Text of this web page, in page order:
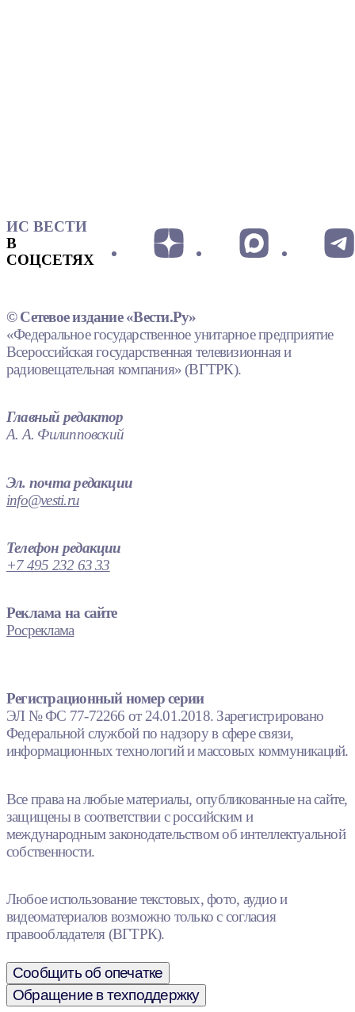
ИС ВЕСТИ
В
СОЦСЕТЯХ
© Сетевое издание «Вести.Ру»
«Федеральное государственное унитарное предприятие
Всероссийская государственная телевизионная и
радиовещательная компания» (ВГТРК).
Главный редактор
А. А. Филипповский
Эл. почта редакции
info@vesti.ru
Телефон редакции
+7 495 232 63 33
Реклама на сайте
Росреклама
Регистрационный номер серии
ЭЛ № ФС 77-72266 от 24.01.2018. Зарегистрировано
Федеральной службой по надзору в сфере связи,
информационных технологий и массовых коммуникаций.
Все права на любые материалы, опубликованные на сайте,
защищены в соответствии с российским и
международным законодательством об интеллектуальной
собственности.
Любое использование текстовых, фото, аудио и
видеоматериалов возможно только с согласия
правообладателя (ВГТРК).
Сообщить об опечатке
Обращение в техподдержку